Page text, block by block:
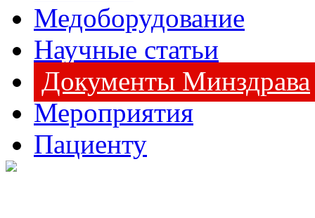
Медоборудование
Научные статьи
Документы Минздрава
Мероприятия
Пациенту